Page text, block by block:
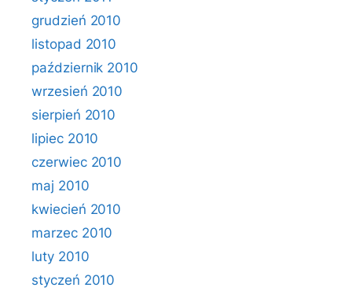
grudzień 2010
listopad 2010
październik 2010
wrzesień 2010
sierpień 2010
lipiec 2010
czerwiec 2010
maj 2010
kwiecień 2010
marzec 2010
luty 2010
styczeń 2010